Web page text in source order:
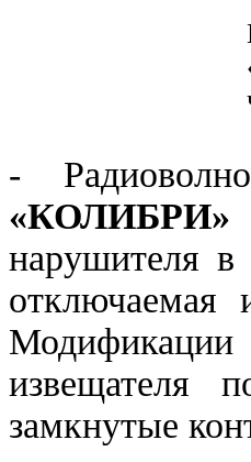
-
«КОЛИБРИ»
нарушителя в
отключаемая
Модификации
извещателя
замкнутые